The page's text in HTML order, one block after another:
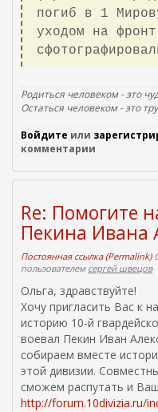
погиб в 1
уходом на
Родиться человеком - это
Остаться человеком - это
Войдите или
комментарии
Re: Помогите
Пекина Ивана
Постоянная ссылка (Permalink)
пользователем сергей швецов
Ольга, здравствуйте!
Хочу пригласить Вас к
историю 10-й
воевал Пекин Иван
собираем вместе
этой дивизии.
сможем распутать и
http://forum.10divizia.ru/